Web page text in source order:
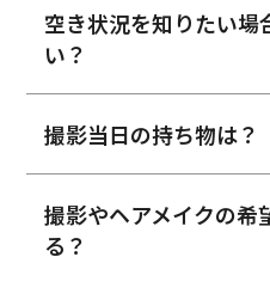
空き状況を知りたい場
い？
撮影当日の持ち物は？
撮影やヘアメイクの希
る？